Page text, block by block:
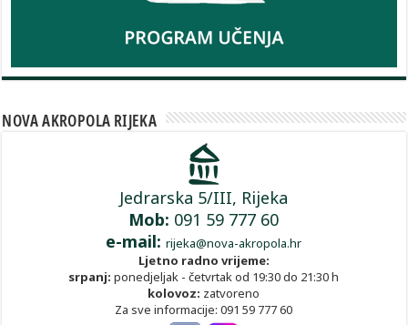
NOVA AKROPOLA RIJEKA
Jedrarska 5/III, Rijeka
Mob: 091 59 777 60
e-mail: rijeka@nova-akropola.hr
Ljetno radno vrijeme:
srpanj: ponedjeljak - četvrtak od 19:30 do 21:30 h
kolovoz: zatvoreno
Za sve informacije: 091 59 777 60